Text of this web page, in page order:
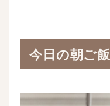
今日の朝ご飯